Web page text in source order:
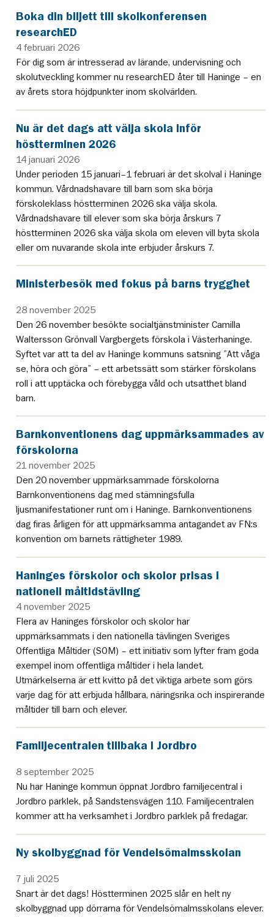
Boka din biljett till skolkonferensen
researchED
4 februari 2026
För dig som är intresserad av lärande, undervisning och
skolutveckling kommer nu researchED åter till Haninge – en
av årets stora höjdpunkter inom skolvärlden.
Nu är det dags att välja skola inför
höstterminen 2026
14 januari 2026
Under perioden 15 januari–1 februari är det skolval i Haninge
kommun. Vårdnadshavare till barn som ska börja
förskoleklass höstterminen 2026 ska välja skola.
Vårdnadshavare till elever som ska börja årskurs 7
höstterminen 2026 ska välja skola om eleven vill byta skola
eller om nuvarande skola inte erbjuder årskurs 7.
Ministerbesök med fokus på barns trygghet
28 november 2025
Den 26 november besökte socialtjänstminister Camilla
Waltersson Grönvall Vargbergets förskola i Västerhaninge.
Syftet var att ta del av Haninge kommuns satsning ”Att våga
se, höra och göra” – ett arbetssätt som stärker förskolans
roll i att upptäcka och förebygga våld och utsatthet bland
barn.
Barnkonventionens dag uppmärksammades av
förskolorna
21 november 2025
Den 20 november uppmärksammade förskolorna
Barnkonventionens dag med stämningsfulla
ljusmanifestationer runt om i Haninge. Barnkonventionens
dag firas årligen för att uppmärksamma antagandet av FN:s
konvention om barnets rättigheter 1989.
Haninges förskolor och skolor prisas i
nationell måltidstävling
4 november 2025
Flera av Haninges förskolor och skolor har
uppmärksammats i den nationella tävlingen Sveriges
Offentliga Måltider (SOM) – ett initiativ som lyfter fram goda
exempel inom offentliga måltider i hela landet.
Utmärkelserna är ett kvitto på det viktiga arbete som görs
varje dag för att erbjuda hållbara, näringsrika och inspirerande
måltider till barn och elever.
Familjecentralen tillbaka i Jordbro
8 september 2025
Nu har Haninge kommun öppnat Jordbro familjecentral i
Jordbro parklek, på Sandstensvägen 110. Familjecentralen
kommer att ha verksamhet i Jordbro parklek på fredagar.
Ny skolbyggnad för Vendelsömalmsskolan
7 juli 2025
Snart är det dags! Höstterminen 2025 slår en helt ny
skolbyggnad upp dörrarna för Vendelsömalmsskolans elever.